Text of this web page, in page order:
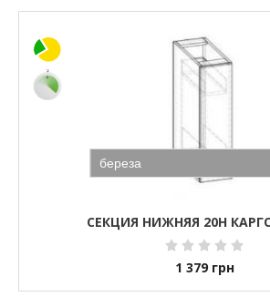
СЕКЦИЯ НИЖНЯЯ 20Н
1 379 грн